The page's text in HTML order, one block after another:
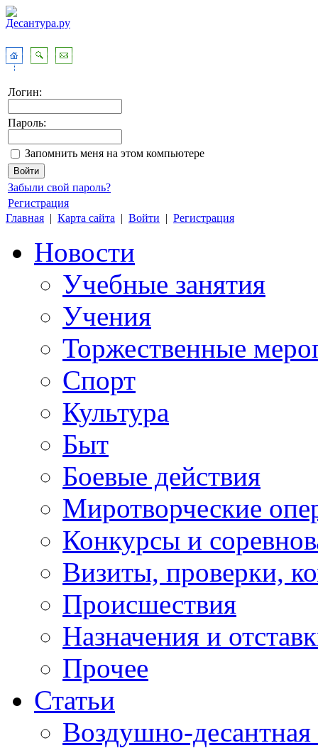
Логин:
Пароль:
Запомнить меня на этом компьютере
Забыли свой пароль?
Регистрация
Главная | Карта сайта | Войти | Регистрация
Новости
Учебные занятия
Учения
Торжественные
Спорт
Культура
Быт
Боевые действия
Миротворческие
Конкурсы и
Визиты, проверки,
Происшествия
Назначения и
Прочее
Статьи
Воздушно-десантная